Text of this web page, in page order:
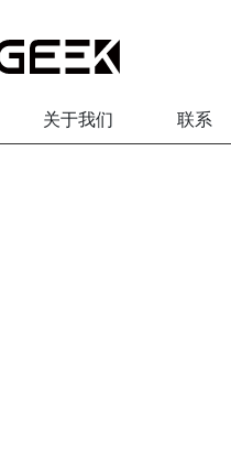
关于我们 联系